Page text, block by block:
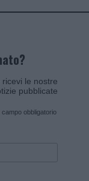
le nostre
pubblicate
campo obbligatorio